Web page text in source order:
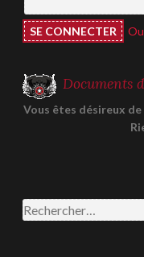
Documents
Vous êtes désireux
Rechercher :